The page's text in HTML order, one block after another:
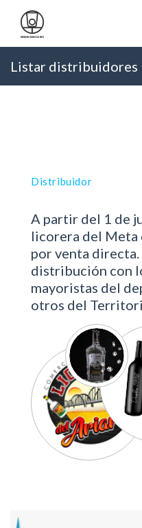
Listar distribuidores
Distribuidor
A partir del 1 de
licorera del Meta
por venta
distribución con
mayoristas del
otros del